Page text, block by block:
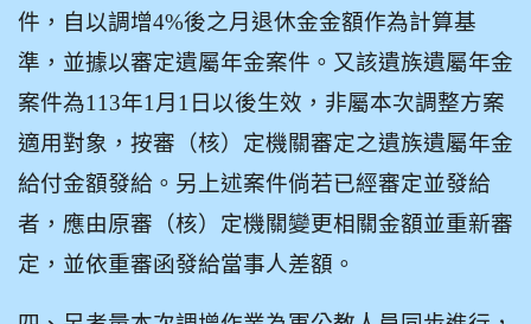
件，自以調增4%後之月退休金金額作為計算基
準，並據以審定遺屬年金案件。又該遺族遺屬年金
案件為113年1月1日以後生效，非屬本次調整方案
適用對象，按審（核）定機關審定之遺族遺屬年金
給付金額發給。另上述案件倘若已經審定並發給
者，應由原審（核）定機關變更相關金額並重新審
定，並依重審函發給當事人差額。